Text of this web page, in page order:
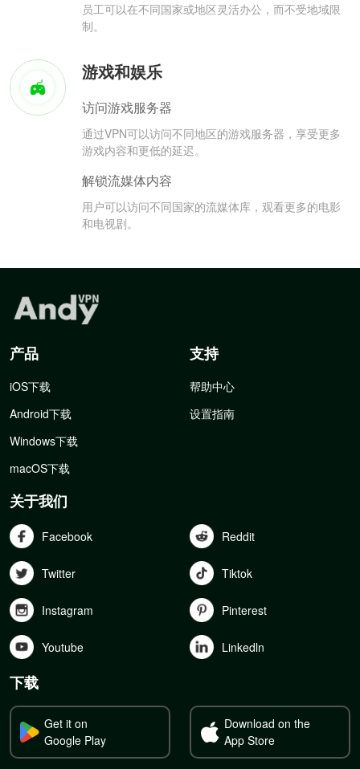
员工可以在不同国家或地区灵活办公，而不受地域限
制。
游戏和娱乐
访问游戏服务器
通过VPN可以访问不同地区的游戏服务器，享受更多
游戏内容和更低的延迟。
解锁流媒体内容
用户可以访问不同国家的流媒体库，观看更多的电影
和电视剧。
产品
iOS下载
Android下载
Windows下载
macOS下载
支持
帮助中心
设置指南
关于我们
Facebook Reddit
Twitter Tiktok
Instagram Pinterest
Youtube Linkedln
下载
Get it on
Google Play
Download on the
App Store